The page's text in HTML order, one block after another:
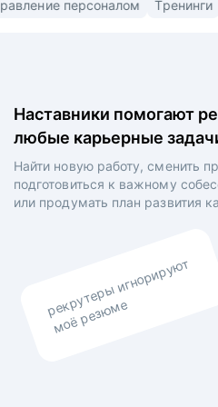
•
итогам
(market/product fit)
Выравниваю ваши
работодателя.
Управление
Наставники помогают
любые карьерные
Найти новую работу, сменить
подготовиться к важному
или продумать план развития
рекрутеры игнорируют
моё резюме